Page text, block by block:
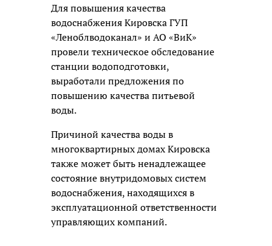
Для повышения качества
водоснабжения Кировска ГУП
«Леноблводоканал» и АО «ВиК»
провели техническое обследование
станции водоподготовки,
выработали предложения по
повышению качества питьевой
воды.
Причиной качества воды в
многоквартирных домах Кировска
также может быть ненадлежащее
состояние внутридомовых систем
водоснабжения, находящихся в
эксплуатационной ответственности
управляющих компаний.